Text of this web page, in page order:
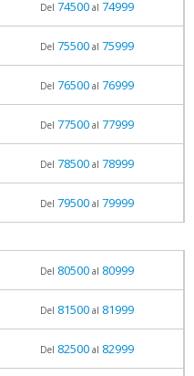
Del 74500al 74999
Del 75500al 75999
Del 76500al 76999
Del 77500al 77999
Del 78500al 78999
Del 79500al 79999
Del 80500al 80999
Del 81500al 81999
Del 82500al 82999